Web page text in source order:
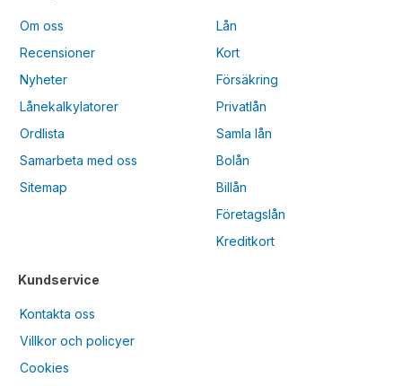
Om oss
Recensioner
Nyheter
Lånekalkylatorer
Ordlista
Samarbeta med oss
Sitemap
Kundservice
Kontakta oss
Villkor och policyer
Cookies
Lån
Kort
Försäkring
Privatlån
Samla lån
Bolån
Billån
Företagslån
Kreditkort